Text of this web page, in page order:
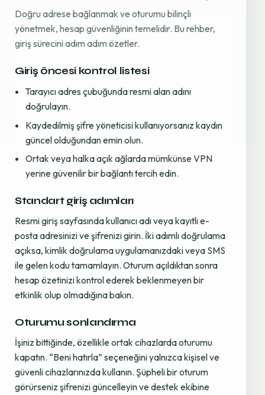
Doğru adrese bağlanmak ve oturumu bilinçli
yönetmek, hesap güvenliğinin temelidir. Bu rehber,
giriş sürecini adım adım özetler.
Giriş öncesi kontrol listesi
Tarayıcı adres çubuğunda resmi alan adını
doğrulayın.
Kaydedilmiş şifre yöneticisi kullanıyorsanız kaydın
güncel olduğundan emin olun.
Ortak veya halka açık ağlarda mümkünse VPN
yerine güvenilir bir bağlantı tercih edin.
Standart giriş adımları
Resmi giriş sayfasında kullanıcı adı veya kayıtlı e-
posta adresinizi ve şifrenizi girin. İki adımlı doğrulama
açıksa, kimlik doğrulama uygulamanızdaki veya SMS
ile gelen kodu tamamlayın. Oturum açıldıktan sonra
hesap özetinizi kontrol ederek beklenmeyen bir
etkinlik olup olmadığına bakın.
Oturumu sonlandırma
İşiniz bittiğinde, özellikle ortak cihazlarda oturumu
kapatın. “Beni hatırla” seçeneğini yalnızca kişisel ve
güvenli cihazlarınızda kullanın. Şüpheli bir oturum
görürseniz şifrenizi güncelleyin ve destek ekibine